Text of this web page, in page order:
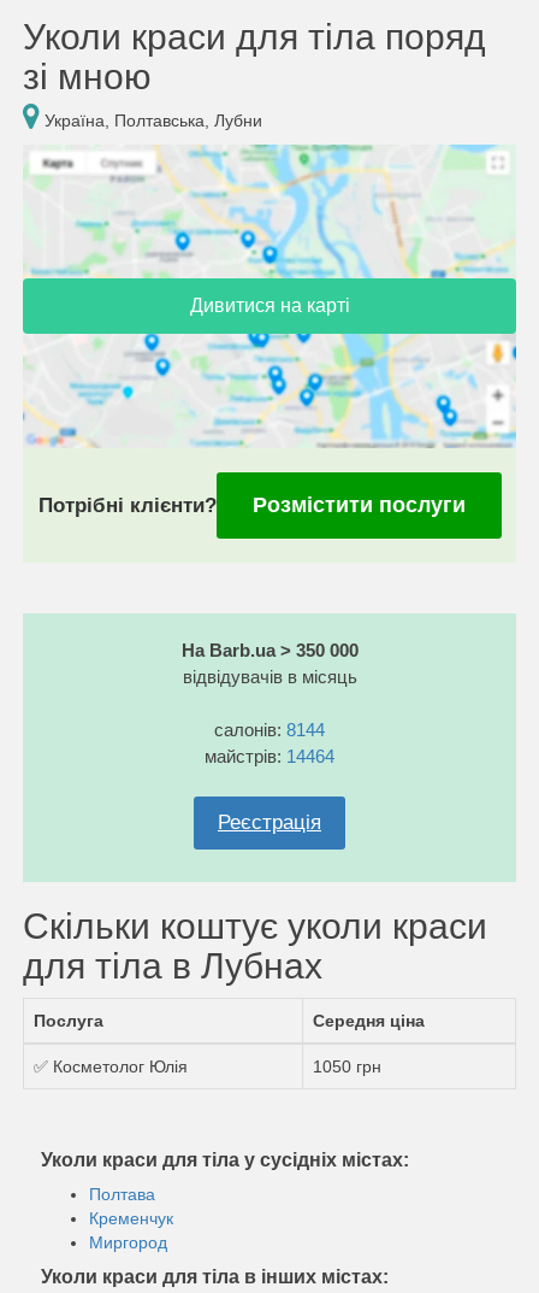
Уколи краси для тіла поряд
зі мною
Україна, Полтавська, Лубни
Дивитися на карті
Потрібні клієнти? Розмістити послуги
На Barb.ua > 350 000
відвідувачів в місяць
салонів: 8144
майстрів: 14464
Реєстрація
Скільки коштує уколи краси
для тіла в Лубнах
Послуга Середня ціна
✅ Косметолог Юлія 1050 грн
Уколи краси для тіла у сусідніх містах:
Полтава
Кременчук
Миргород
Уколи краси для тіла в інших містах: